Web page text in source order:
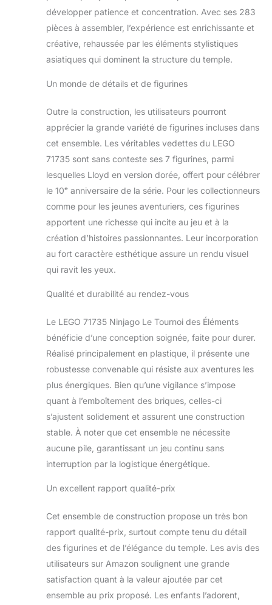
également une
collectionner Lloyd
Legacy en édition
limitée dorée avec
célébrer le 10e
jouets NINJAGO
Comprend une
collection de prix de
jadeblades suite
aux duels entre les
ninjas et les maîtres
élémentaires dans
éléments
Découvrez les 3
autres Minifigurines
NINJAGO dorées
71736, Le Chargeur
Robot de Combat
Titan de Zane 71738
développer patience et concentration. Avec ses 283
pièces à assembler, l’expérience est enrichissante et
créative, rehaussée par les éléments stylistiques
asiatiques qui dominent la structure du temple.
Un monde de détails et de figurines
Outre la construction, les utilisateurs pourront
apprécier la grande variété de figurines incluses dans
cet ensemble. Les véritables vedettes du LEGO
71735 sont sans conteste ses 7 figurines, parmi
lesquelles Lloyd en version dorée, offert pour célébrer
le 10ᵉ anniversaire de la série. Pour les collectionneurs
comme pour les jeunes aventuriers, ces figurines
apportent une richesse qui incite au jeu et à la
création d’histoires passionnantes. Leur incorporation
au fort caractère esthétique assure un rendu visuel
qui ravit les yeux.
Qualité et durabilité au rendez-vous
Le LEGO 71735 Ninjago Le Tournoi des Éléments
bénéficie d’une conception soignée, faite pour durer.
Réalisé principalement en plastique, il présente une
robustesse convenable qui résiste aux aventures les
plus énergiques. Bien qu’une vigilance s’impose
quant à l’emboîtement des briques, celles-ci
s’ajustent solidement et assurent une construction
stable. À noter que cet ensemble ne nécessite
aucune pile, garantissant un jeu continu sans
interruption par la logistique énergétique.
Un excellent rapport qualité-prix
Cet ensemble de construction propose un très bon
rapport qualité-prix, surtout compte tenu du détail
des figurines et de l’élégance du temple. Les avis des
utilisateurs sur Amazon soulignent une grande
satisfaction quant à la valeur ajoutée par cet
ensemble au prix proposé. Les enfants l’adorent,